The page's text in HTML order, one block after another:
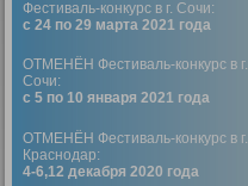
Фестиваль-конкурс в г. Сочи:
с 24 по 29 марта 2021 года
ОТМЕНЁН Фестиваль-конкурс в г.
Сочи:
с 5 по 10 января 2021 года
ОТМЕНЁН Фестиваль-конкурс в г.
Краснодар:
4-6,12 декабря 2020 года